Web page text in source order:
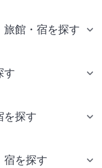
館・宿を探す
す
を探す
宿を探す